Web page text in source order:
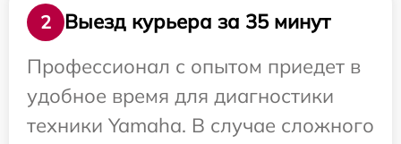
2
Выезд курьера за 35 минут
Профессионал с опытом приедет в
удобное время для диагностики
техники Yamaha. В случае сложного